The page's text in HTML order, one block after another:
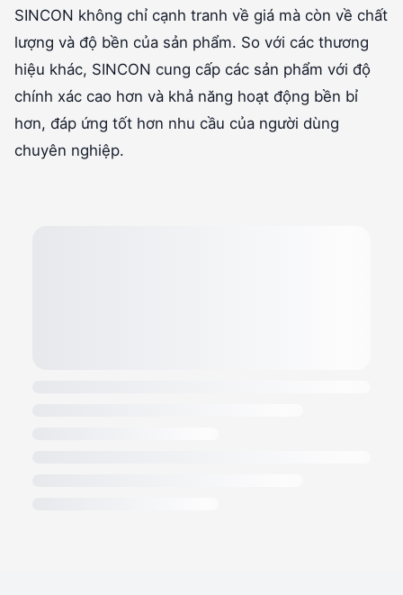
SINCON không chỉ cạnh tranh về giá mà còn về chất
lượng và độ bền của sản phẩm. So với các thương
hiệu khác, SINCON cung cấp các sản phẩm với độ
chính xác cao hơn và khả năng hoạt động bền bỉ
hơn, đáp ứng tốt hơn nhu cầu của người dùng
chuyên nghiệp.